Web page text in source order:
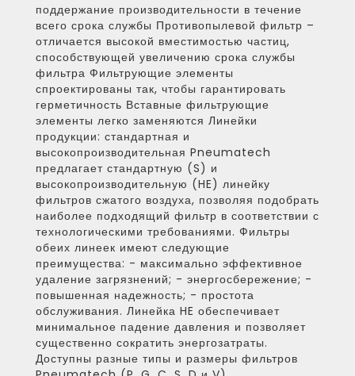
поддержание производительности в течение
всего срока службы Противопылевой фильтр –
отличается высокой вместимостью частиц,
способствующей увеличению срока службы
фильтра Фильтрующие элементы
спроектированы так, чтобы гарантировать
герметичность Вставные фильтрующие
элементы легко заменяются Линейки
продукции: стандартная и
высокопроизводительная Pneumatech
предлагает стандартную (S) и
высокопроизводительную (HE) линейку
фильтров сжатого воздуха, позволяя подобрать
наиболее подходящий фильтр в соответствии с
технологическими требованиями. Фильтры
обеих линеек имеют следующие
преимущества: - максимально эффективное
удаление загрязнений; - энергосбережение; -
повышенная надежность; - простота
обслуживания. Линейка HE обеспечивает
минимальное падение давления и позволяет
существенно сократить энергозатраты.
Доступны разные типы и размеры фильтров